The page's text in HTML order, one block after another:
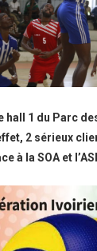
hall 1 du Parc
2 sérieux
à la SOA et